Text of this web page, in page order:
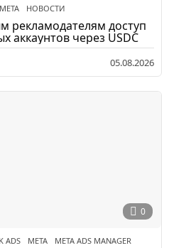
,META ,НОВОСТИ
рекламодателям доступ
аккаунтов через USDC
05.08.2026
0
ADS ,META ,META ADS MANAGER